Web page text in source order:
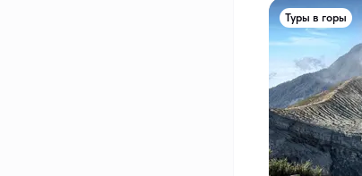
Туры в горы